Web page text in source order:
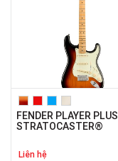
FENDER PLAYER PLUS
STRATOCASTER®
Liên hệ